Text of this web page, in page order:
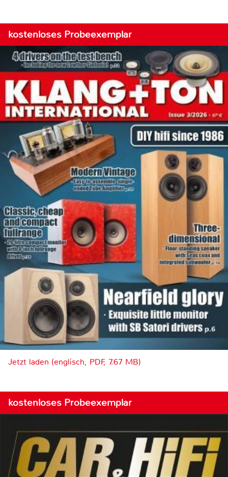
kostenloses Probeexemplar
Jetzt laden (englisch, PDF, 7.67 MB)
kostenloses Probeexemplar